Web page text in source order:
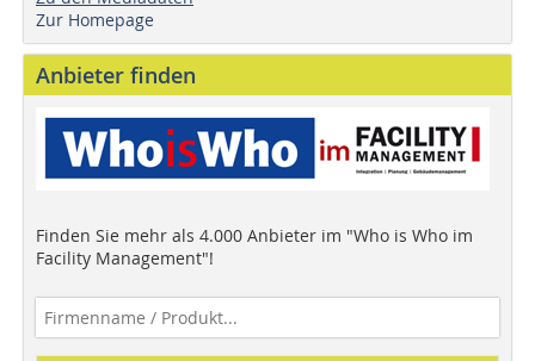
Zur Homepage
Anbieter finden
Finden Sie mehr als 4.000 Anbieter im "Who is Who im
Facility Management"!